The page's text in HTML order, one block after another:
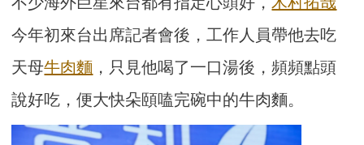
今年初來台出席記者會後，工作人員帶他去吃
天母牛肉麵 ，只見他喝了一口湯後，頻頻點頭
說好吃，便大快朵頤嗑完碗中的牛肉麵。